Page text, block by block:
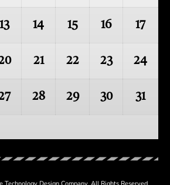
13 14 15 16 17
21 22 23 24
28 29 30 31